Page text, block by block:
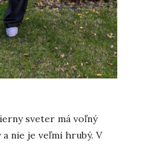
sveter má voľný
nie je veľmi hrubý. V